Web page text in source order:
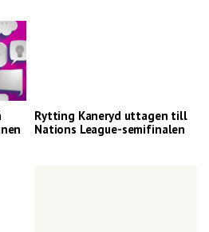
Rytting Kaneryd uttagen till
Nations League-semifinalen